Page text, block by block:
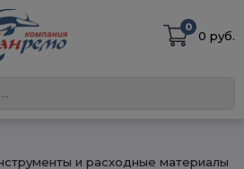
0
0 руб.
и расходные материалы